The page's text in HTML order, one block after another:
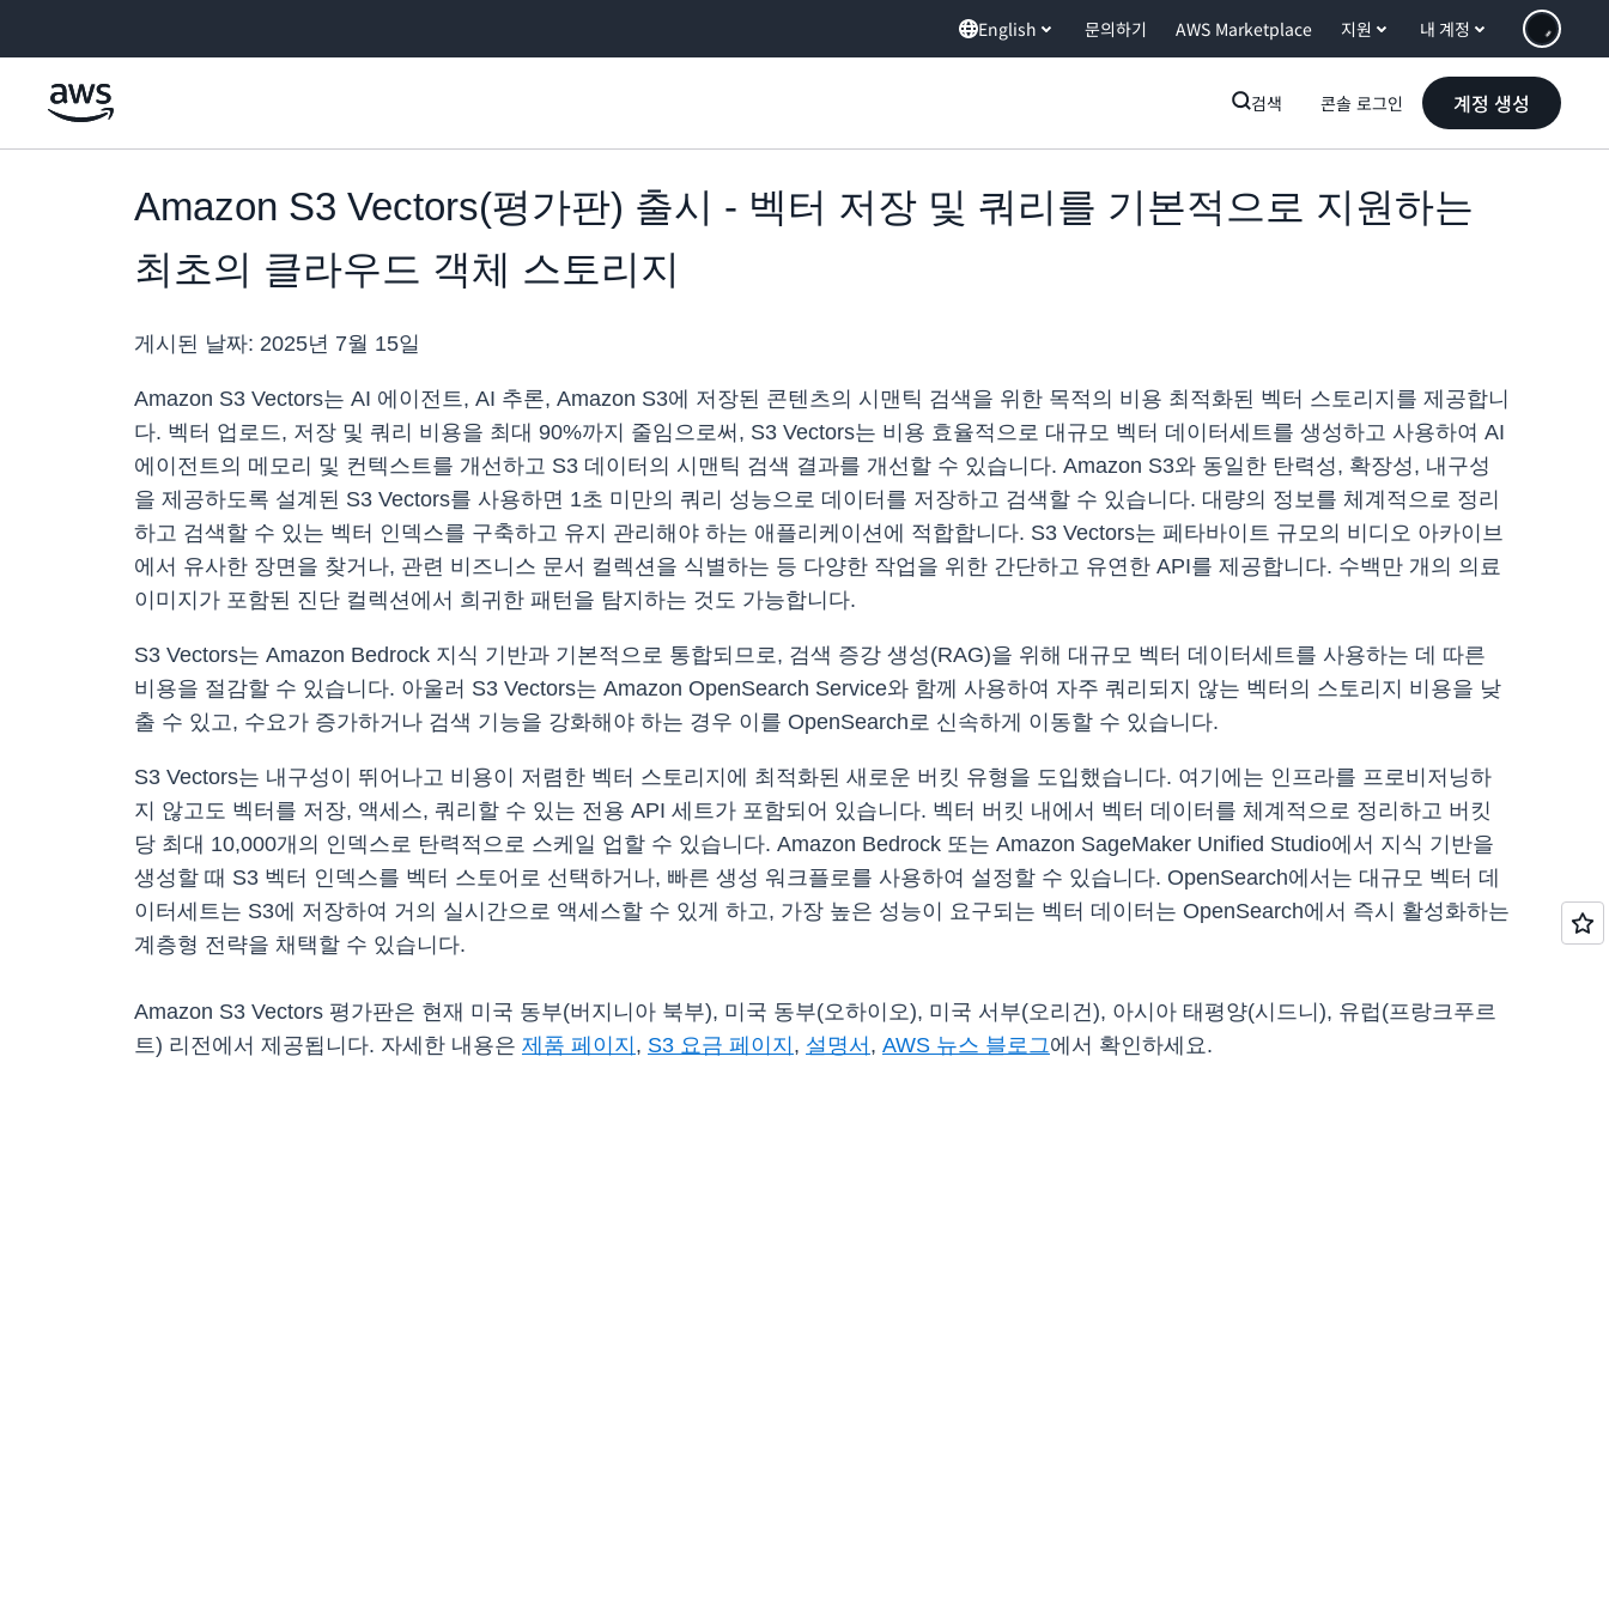
English 문의하기 AWS Marketplace 지원 내 계정
검색 콘솔 로그인 계정 생성
Amazon S3 Vectors(평가판) 출시 - 벡터 저장 및 쿼리를 기본적으로 지원하는
최초의 클라우드 객체 스토리지
게시된 날짜: 2025년 7월 15일
Amazon S3 Vectors는 AI 에이전트, AI 추론, Amazon S3에 저장된 콘텐츠의 시맨틱 검색을 위한 목적의 비용 최적화된 벡터 스토리지를 제공합니
다. 벡터 업로드, 저장 및 쿼리 비용을 최대 90%까지 줄임으로써, S3 Vectors는 비용 효율적으로 대규모 벡터 데이터세트를 생성하고 사용하여 AI
에이전트의 메모리 및 컨텍스트를 개선하고 S3 데이터의 시맨틱 검색 결과를 개선할 수 있습니다. Amazon S3와 동일한 탄력성, 확장성, 내구성
을 제공하도록 설계된 S3 Vectors를 사용하면 1초 미만의 쿼리 성능으로 데이터를 저장하고 검색할 수 있습니다. 대량의 정보를 체계적으로 정리
하고 검색할 수 있는 벡터 인덱스를 구축하고 유지 관리해야 하는 애플리케이션에 적합합니다. S3 Vectors는 페타바이트 규모의 비디오 아카이브
에서 유사한 장면을 찾거나, 관련 비즈니스 문서 컬렉션을 식별하는 등 다양한 작업을 위한 간단하고 유연한 API를 제공합니다. 수백만 개의 의료
이미지가 포함된 진단 컬렉션에서 희귀한 패턴을 탐지하는 것도 가능합니다.
S3 Vectors는 Amazon Bedrock 지식 기반과 기본적으로 통합되므로, 검색 증강 생성(RAG)을 위해 대규모 벡터 데이터세트를 사용하는 데 따른
비용을 절감할 수 있습니다. 아울러 S3 Vectors는 Amazon OpenSearch Service와 함께 사용하여 자주 쿼리되지 않는 벡터의 스토리지 비용을 낮
출 수 있고, 수요가 증가하거나 검색 기능을 강화해야 하는 경우 이를 OpenSearch로 신속하게 이동할 수 있습니다.
S3 Vectors는 내구성이 뛰어나고 비용이 저렴한 벡터 스토리지에 최적화된 새로운 버킷 유형을 도입했습니다. 여기에는 인프라를 프로비저닝하
지 않고도 벡터를 저장, 액세스, 쿼리할 수 있는 전용 API 세트가 포함되어 있습니다. 벡터 버킷 내에서 벡터 데이터를 체계적으로 정리하고 버킷
당 최대 10,000개의 인덱스로 탄력적으로 스케일 업할 수 있습니다. Amazon Bedrock 또는 Amazon SageMaker Unified Studio에서 지식 기반을
생성할 때 S3 벡터 인덱스를 벡터 스토어로 선택하거나, 빠른 생성 워크플로를 사용하여 설정할 수 있습니다. OpenSearch에서는 대규모 벡터 데
이터세트는 S3에 저장하여 거의 실시간으로 액세스할 수 있게 하고, 가장 높은 성능이 요구되는 벡터 데이터는 OpenSearch에서 즉시 활성화하는
계층형 전략을 채택할 수 있습니다.
Amazon S3 Vectors 평가판은 현재 미국 동부(버지니아 북부), 미국 동부(오하이오), 미국 서부(오리건), 아시아 태평양(시드니), 유럽(프랑크푸르
트) 리전에서 제공됩니다. 자세한 내용은 제품 페이지 , S3 요금 페이지 , 설명서 , AWS 뉴스 블로그에서 확인하세요.